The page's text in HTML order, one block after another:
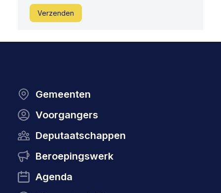
Verzenden
Gemeenten
Voorgangers
Deputaatschappen
Beroepingswerk
Agenda